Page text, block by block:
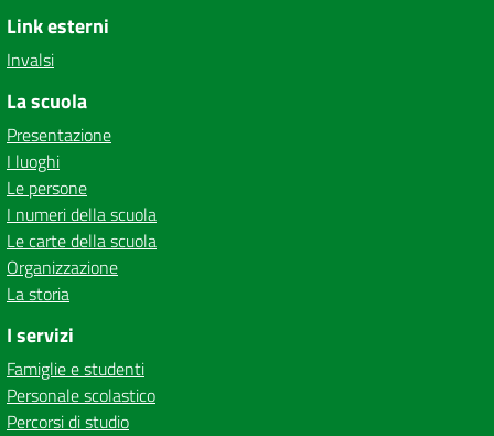
Link esterni
Invalsi
La scuola
Presentazione
I luoghi
Le persone
I numeri della scuola
Le carte della scuola
Organizzazione
La storia
I servizi
Famiglie e studenti
Personale scolastico
Percorsi di studio